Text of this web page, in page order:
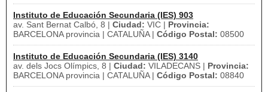
Instituto de Educación Secundaria (IES) 903
av. Sant Bernat Calbó, 8 | Ciudad: VIC | Provincia:
BARCELONA provincia | CATALUÑA | Código Postal: 08500
Instituto de Educación Secundaria (IES) 3140
av. dels Jocs Olímpics, 8 | Ciudad: VILADECANS | Provincia:
BARCELONA provincia | CATALUÑA | Código Postal: 08840